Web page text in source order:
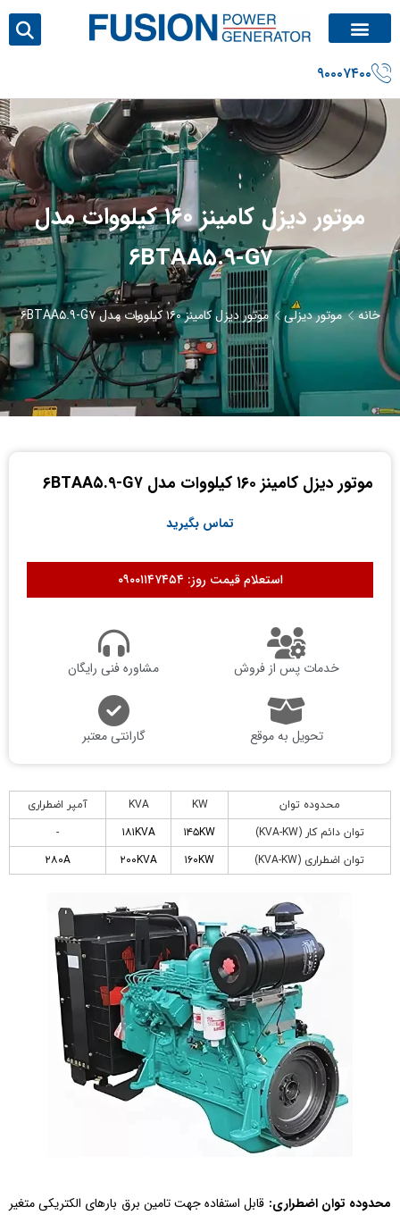
۹۰۰۰۷۴۰۰
موتور دیزل کامینز ۱۶۰ کیلووات مدل
۶BTAA۵.۹-G۷
خانه موتور دیزلی موتور دیزل کامینز ۱۶۰ کیلووات مدل ۶BTAA۵.۹-G۷
موتور دیزل کامینز ۱۶۰ کیلووات مدل ۶BTAA۵.۹-G۷
تماس بگیرید
استعلام قیمت روز: ۰۹۰۰۱۱۴۷۴۵۴
خدمات پس از فروش مشاوره فنی رایگان
تحویل به موقع گارانتی معتبر
محدوده توان KW
KVA
آمپر اضطراری
توان دائم کار (KVA-KW)
۱۴۵KW ۱۸۱KVA
-
توان اضطراری (KVA-KW)
۱۶۰KW ۲۰۰KVA ۲۸۰A
محدوده توان اضطراری: قابل استفاده جهت تامین برق بارهای الکتریکی متغیر